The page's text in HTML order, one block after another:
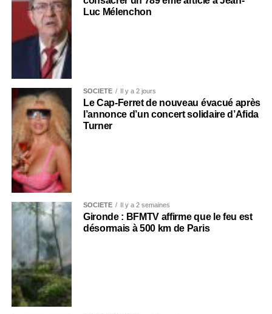
Luc Mélenchon
SOCIÉTÉ Il y a 2 jours
Le Cap-Ferret de nouveau évacué après
l’annonce d’un concert solidaire d’Afida
Turner
SOCIÉTÉ Il y a 2 semaines
Gironde : BFMTV affirme que le feu est
désormais à 500 km de Paris